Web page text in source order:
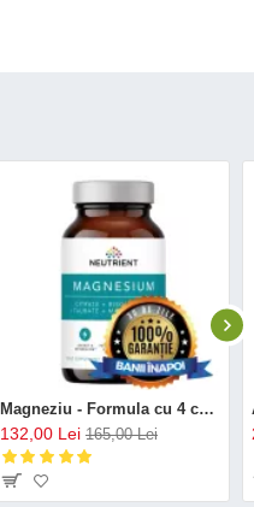
Magneziu - Formula cu 4 chelați (120 capsule), Neutrient
132,00 Lei 165,00 Lei